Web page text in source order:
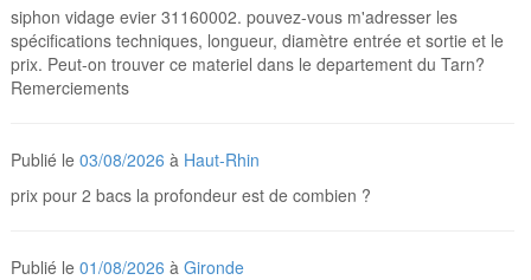
siphon vidage evier 31160002. pouvez-vous m'adresser les
spécifications techniques, longueur, diamètre entrée et sortie et le
prix. Peut-on trouver ce materiel dans le departement du Tarn?
Remerciements
Publié le03/08/2026 à Haut-Rhin
prix pour 2 bacs la profondeur est de combien ?
Publié le01/08/2026 àGironde